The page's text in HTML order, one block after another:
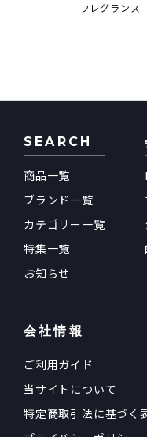
フレグランス
SEARCH
商品一覧
ブランド一覧
カテゴリー一覧
特集一覧
お知らせ
会社情報
ご利用ガイド
当サイトについて
特定商取引法に基づく